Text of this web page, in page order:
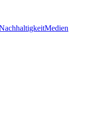
Medien